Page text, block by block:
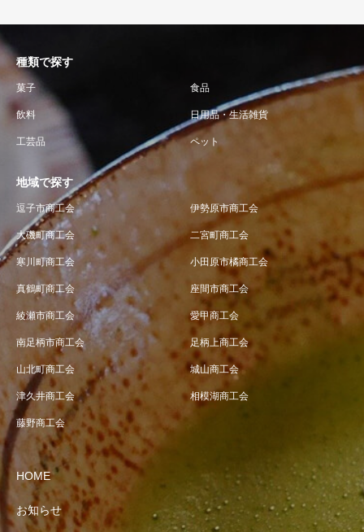
種類で探す
菓子 食品
飲料 日用品・生活雑貨
工芸品 ペット
地域で探す
逗子市商工会 伊勢原市商工会
大磯町商工会 二宮町商工会
寒川町商工会 小田原市橘商工会
真鶴町商工会 座間市商工会
綾瀬市商工会 愛甲商工会
南足柄市商工会 足柄上商工会
山北町商工会 城山商工会
津久井商工会 相模湖商工会
藤野商工会
HOME
お知らせ